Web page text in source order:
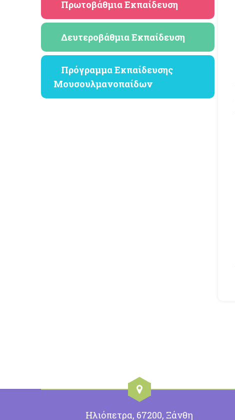
Πρωτοβάθμια Εκπαίδευση
Δευτεροβάθμια Εκπαίδευση
Πρόγραμμα Εκπαίδευσης
Μουσουλμανοπαίδων
Ηλιόπετρα, 67200, Ξάνθη